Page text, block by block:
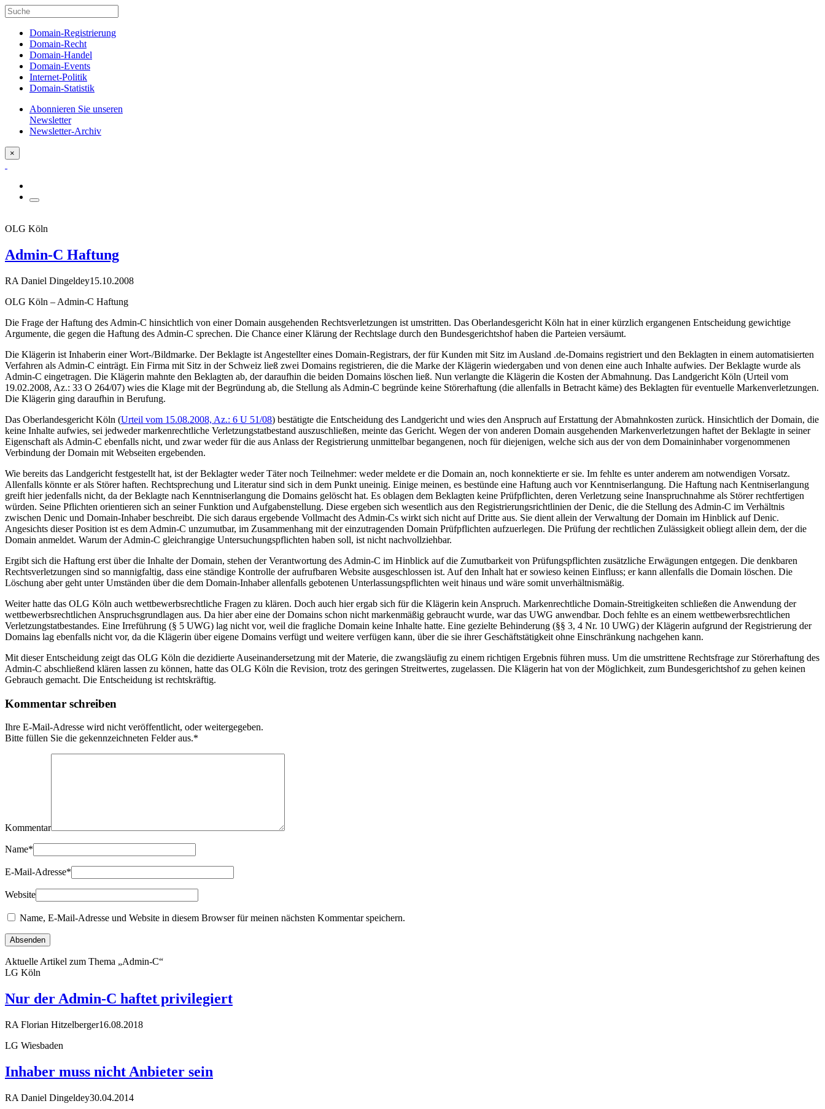
Domain-Registrierung
Domain-Recht
Domain-Handel
Domain-Events
Internet-Politik
Domain-Statistik
Abonnieren Sie unseren
Newsletter
Newsletter-Archiv
×
OLG Köln
Admin-C Haftung
RA Daniel Dingeldey15.10.2008
OLG Köln – Admin-C Haftung
Die Frage der Haftung des Admin-C hinsichtlich von einer Domain ausgehenden Rechtsverletzungen ist umstritten. Das Oberlandesgericht Köln hat in einer kürzlich ergangenen Entscheidung gewichtige
Argumente, die gegen die Haftung des Admin-C sprechen. Die Chance einer Klärung der Rechtslage durch den Bundesgerichtshof haben die Parteien versäumt.
Die Klägerin ist Inhaberin einer Wort-/Bildmarke. Der Beklagte ist Angestellter eines Domain-Registrars, der für Kunden mit Sitz im Ausland .de-Domains registriert und den Beklagten in einem automatisierten
Verfahren als Admin-C einträgt. Ein Firma mit Sitz in der Schweiz ließ zwei Domains registrieren, die die Marke der Klägerin wiedergaben und von denen eine auch Inhalte aufwies. Der Beklagte wurde als
Admin-C eingetragen. Die Klägerin mahnte den Beklagten ab, der daraufhin die beiden Domains löschen ließ. Nun verlangte die Klägerin die Kosten der Abmahnung. Das Landgericht Köln (Urteil vom
19.02.2008, Az.: 33 O 264/07) wies die Klage mit der Begründung ab, die Stellung als Admin-C begründe keine Störerhaftung (die allenfalls in Betracht käme) des Beklagten für eventuelle Markenverletzungen.
Die Klägerin ging daraufhin in Berufung.
Das Oberlandesgericht Köln (Urteil vom 15.08.2008, Az.: 6 U 51/08) bestätigte die Entscheidung des Landgericht und wies den Anspruch auf Erstattung der Abmahnkosten zurück. Hinsichtlich der Domain, die
keine Inhalte aufwies, sei jedweder markenrechtliche Verletzungstatbestand auszuschließen, meinte das Gericht. Wegen der von anderen Domain ausgehenden Markenverletzungen haftet der Beklagte in seiner
Eigenschaft als Admin-C ebenfalls nicht, und zwar weder für die aus Anlass der Registrierung unmittelbar begangenen, noch für diejenigen, welche sich aus der von dem Domaininhaber vorgenommenen
Verbindung der Domain mit Webseiten ergebenden.
Wie bereits das Landgericht festgestellt hat, ist der Beklagter weder Täter noch Teilnehmer: weder meldete er die Domain an, noch konnektierte er sie. Im fehlte es unter anderem am notwendigen Vorsatz.
Allenfalls könnte er als Störer haften. Rechtsprechung und Literatur sind sich in dem Punkt uneinig. Einige meinen, es bestünde eine Haftung auch vor Kenntniserlangung. Die Haftung nach Kentniserlangung
greift hier jedenfalls nicht, da der Beklagte nach Kenntniserlangung die Domains gelöscht hat. Es oblagen dem Beklagten keine Prüfpflichten, deren Verletzung seine Inanspruchnahme als Störer rechtfertigen
würden. Seine Pflichten orientieren sich an seiner Funktion und Aufgabenstellung. Diese ergeben sich wesentlich aus den Registrierungsrichtlinien der Denic, die die Stellung des Admin-C im Verhältnis
zwischen Denic und Domain-Inhaber beschreibt. Die sich daraus ergebende Vollmacht des Admin-Cs wirkt sich nicht auf Dritte aus. Sie dient allein der Verwaltung der Domain im Hinblick auf Denic.
Angesichts dieser Position ist es dem Admin-C unzumutbar, im Zusammenhang mit der einzutragenden Domain Prüfpflichten aufzuerlegen. Die Prüfung der rechtlichen Zulässigkeit obliegt allein dem, der die
Domain anmeldet. Warum der Admin-C gleichrangige Untersuchungspflichten haben soll, ist nicht nachvollziehbar.
Ergibt sich die Haftung erst über die Inhalte der Domain, stehen der Verantwortung des Admin-C im Hinblick auf die Zumutbarkeit von Prüfungspflichten zusätzliche Erwägungen entgegen. Die denkbaren
Rechtsverletzungen sind so mannigfaltig, dass eine ständige Kontrolle der aufrufbaren Website ausgeschlossen ist. Auf den Inhalt hat er sowieso keinen Einfluss; er kann allenfalls die Domain löschen. Die
Löschung aber geht unter Umständen über die dem Domain-Inhaber allenfalls gebotenen Unterlassungspflichten weit hinaus und wäre somit unverhältnismäßig.
Weiter hatte das OLG Köln auch wettbewerbsrechtliche Fragen zu klären. Doch auch hier ergab sich für die Klägerin kein Anspruch. Markenrechtliche Domain-Streitigkeiten schließen die Anwendung der
wettbewerbsrechtlichen Anspruchsgrundlagen aus. Da hier aber eine der Domains schon nicht markenmäßig gebraucht wurde, war das UWG anwendbar. Doch fehlte es an einem wettbewerbsrechtlichen
Verletzungstatbestandes. Eine Irreführung (§ 5 UWG) lag nicht vor, weil die fragliche Domain keine Inhalte hatte. Eine gezielte Behinderung (§§ 3, 4 Nr. 10 UWG) der Klägerin aufgrund der Registrierung der
Domains lag ebenfalls nicht vor, da die Klägerin über eigene Domains verfügt und weitere verfügen kann, über die sie ihrer Geschäftstätigkeit ohne Einschränkung nachgehen kann.
Mit dieser Entscheidung zeigt das OLG Köln die dezidierte Auseinandersetzung mit der Materie, die zwangsläufig zu einem richtigen Ergebnis führen muss. Um die umstrittene Rechtsfrage zur Störerhaftung des
Admin-C abschließend klären lassen zu können, hatte das OLG Köln die Revision, trotz des geringen Streitwertes, zugelassen. Die Klägerin hat von der Möglichkeit, zum Bundesgerichtshof zu gehen keinen
Gebrauch gemacht. Die Entscheidung ist rechtskräftig.
Kommentar schreiben
Ihre E-Mail-Adresse wird nicht veröffentlicht, oder weitergegeben.
Bitte füllen Sie die gekennzeichneten Felder aus.*
Kommentar
Name*
E-Mail-Adresse*
Website
Name, E-Mail-Adresse und Website in diesem Browser für meinen nächsten Kommentar speichern.
Aktuelle Artikel zum Thema „Admin-C“
LG Köln
Nur der Admin-C haftet privilegiert
RA Florian Hitzelberger16.08.2018
LG Wiesbaden
Inhaber muss nicht Anbieter sein
RA Daniel Dingeldey30.04.2014